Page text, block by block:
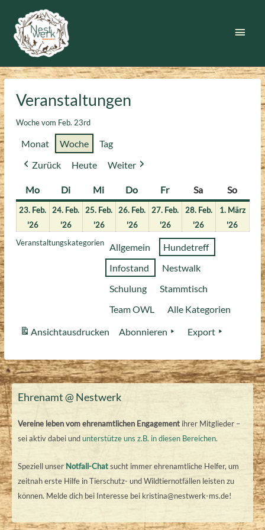
Inhalt
springen
Veranstaltungen
Woche vom Feb. 23rd
Monat Woche
Tag
Zurück
Heute Weiter
MoMontag
DiDienstag
Mi Mittwoch
Do Donnerstag
FrFreitagSa Samstag
So
23. Feb.
'2623.
Februar
24. Feb.
'2624.
Februar
25. Feb.
'2625.
2026
26. Feb.
'2626.
Februar
2026
27. Feb.
'2627.
Februar
2026
28. Feb.
'26
Februar
2026
1. März
'26
Veranstaltungskategorien Allgemein
Hundetreff
Infostand
Nestwalk
Schulung
Stammtisch
Team OWL
Alle Kategorien
Ansichtausdrucken Abonnieren Export
Ehrenamt @ Nestwerk
Vereine leben vom ehrenamtlichen Engagementihrer Mitglieder –
sei aktiv dabei undunterstütze uns z.B. in diesen Bereichen.
Speziell unser Notfall-Chatsucht immer ehrenamtliche Helfer, um
zeitnah erste Hilfe in Tierschutz- und Wildtiernotfällen leisten zu
können. Melde dich bei Interesse bei kristina@nestwerk-ms.de!